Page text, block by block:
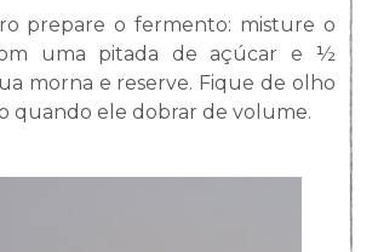
prepare o fermento: misture o
uma pitada de açúcar e ½
morna e reserve. Fique de olho
quando ele dobrar de volume.